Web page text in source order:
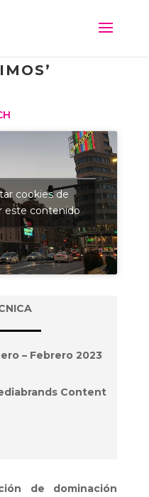
cookies de
este contenido
– Febrero 2023
Content
de dominación